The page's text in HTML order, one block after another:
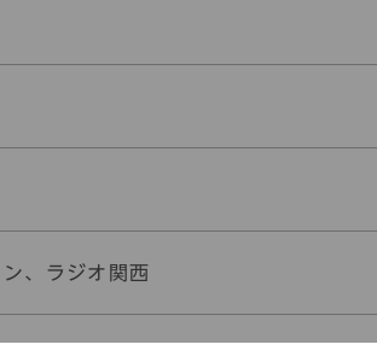
、ラジオ関西